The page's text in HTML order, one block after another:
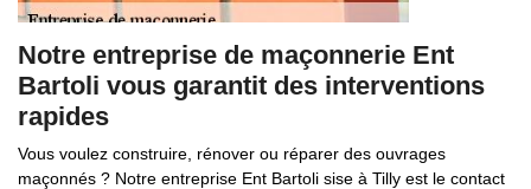
Notre entreprise de maçonnerie Ent
Bartoli vous garantit des interventions
rapides
Vous voulez construire, rénover ou réparer des ouvrages
maçonnés ? Notre entreprise Ent Bartoli sise à Tilly est le contact